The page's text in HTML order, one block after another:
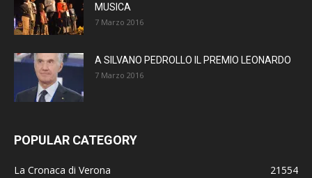
MUSICA
7 Marzo 2016
A SILVANO PEDROLLO IL PREMIO LEONARDO
7 Marzo 2016
POPULAR CATEGORY
La Cronaca di Verona
21554